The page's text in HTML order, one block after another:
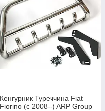
Кенгурник Туреччина Fiat
Fiorino (c 2008--) ARP Group